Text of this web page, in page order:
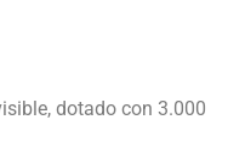
dotado con 3.000